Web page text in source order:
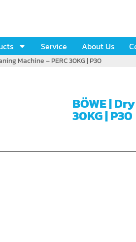
Service About Us
Machine – PERC 30KG | P30
BÖWE |
30KG | P30